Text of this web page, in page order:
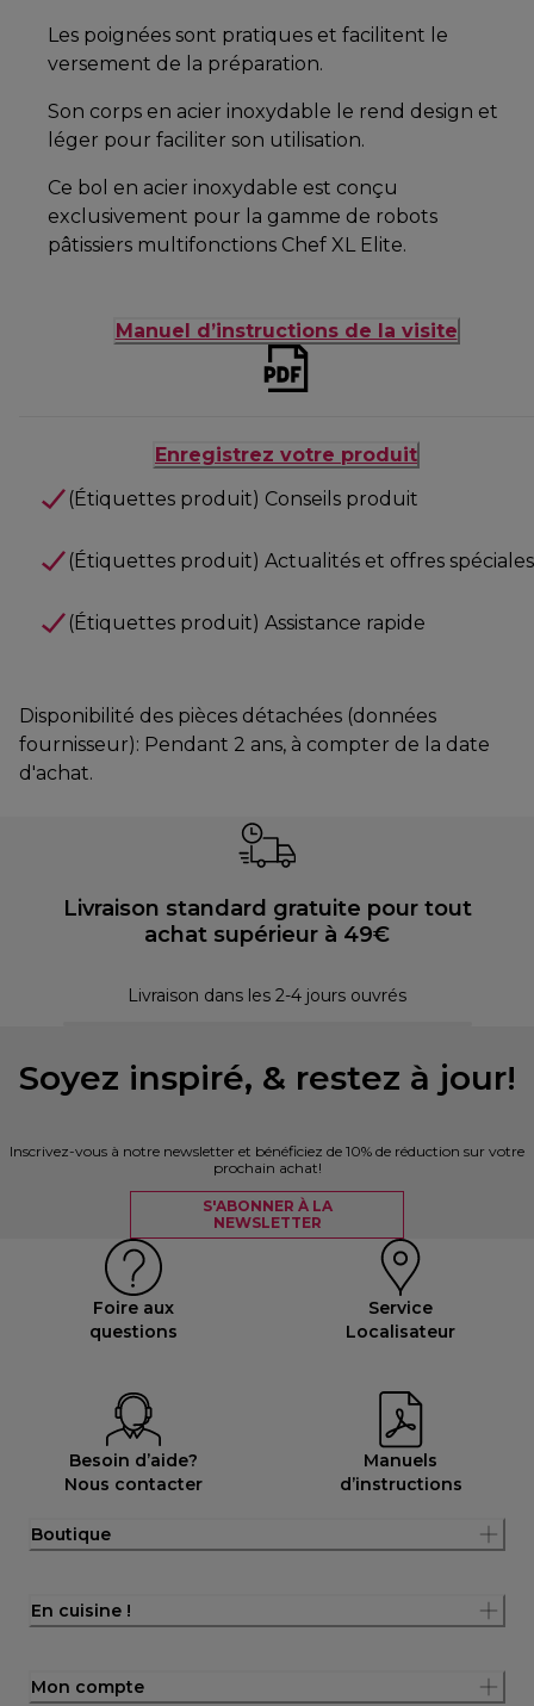
Les poignées sont pratiques et facilitent le
versement de la préparation.
Son corps en acier inoxydable le rend design et
léger pour faciliter son utilisation.
Ce bol en acier inoxydable est conçu
exclusivement pour la gamme de robots
pâtissiers multifonctions Chef XL Elite.
Manuel d’instructions de la visite
Enregistrez votre produit
(Étiquettes produit) Conseils produit
(Étiquettes produit) Actualités et offres spéciales
(Étiquettes produit) Assistance rapide
Disponibilité des pièces détachées (données
fournisseur): Pendant 2 ans, à compter de la date
d'achat.
Livraison standard gratuite pour tout
achat supérieur à 49€
Livraison dans les 2-4 jours ouvrés
Soyez inspiré, & restez à jour!
Inscrivez-vous à notre newsletter et bénéficiez de 10% de réduction sur votre
prochain achat!
S'ABONNER À LA
NEWSLETTER
Foire aux
questions
Service
Localisateur
Besoin d’aide?
Nous contacter
Manuels
d’instructions
Boutique
En cuisine !
Mon compte